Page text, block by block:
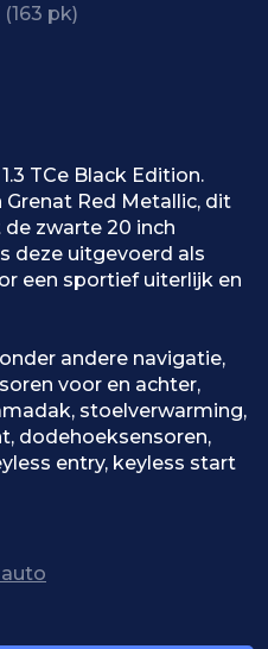
pk)
TCe Black Edition.
Red Metallic, dit
zwarte 20 inch
deze uitgevoerd als
een sportief uiterlijk en
andere navigatie,
voor en achter,
stoelverwarming,
dodehoeksensoren,
entry, keyless start